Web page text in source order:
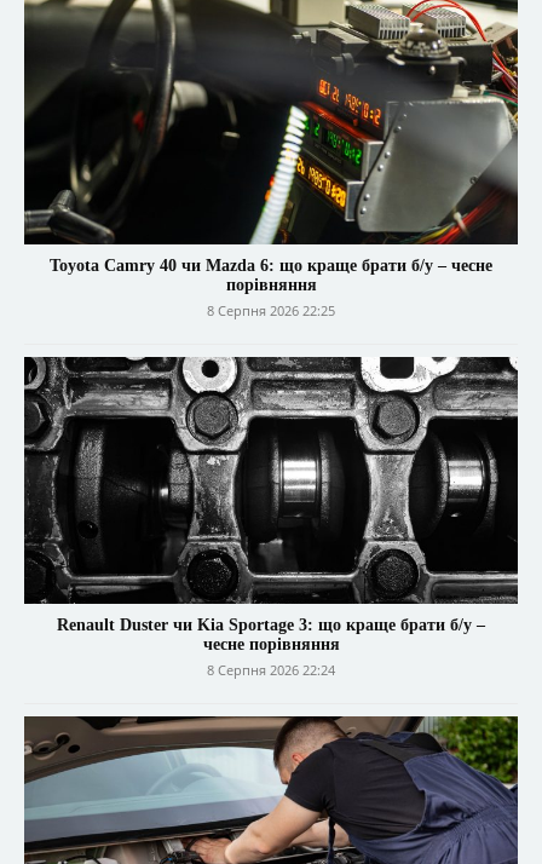
Toyota Camry 40 чи Mazda 6: що краще брати б/у – чесне
порівняння
8 Серпня 2026 22:25
Renault Duster чи Kia Sportage 3: що краще брати б/у –
чесне порівняння
8 Серпня 2026 22:24